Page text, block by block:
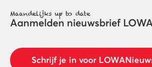
Maandelijks up to date
Aanmelden nieuwsbrief
Schrijf je in voor